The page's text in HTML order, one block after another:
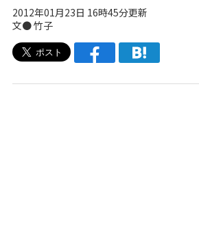
2012年01月23日 16時45分更新
文●竹子